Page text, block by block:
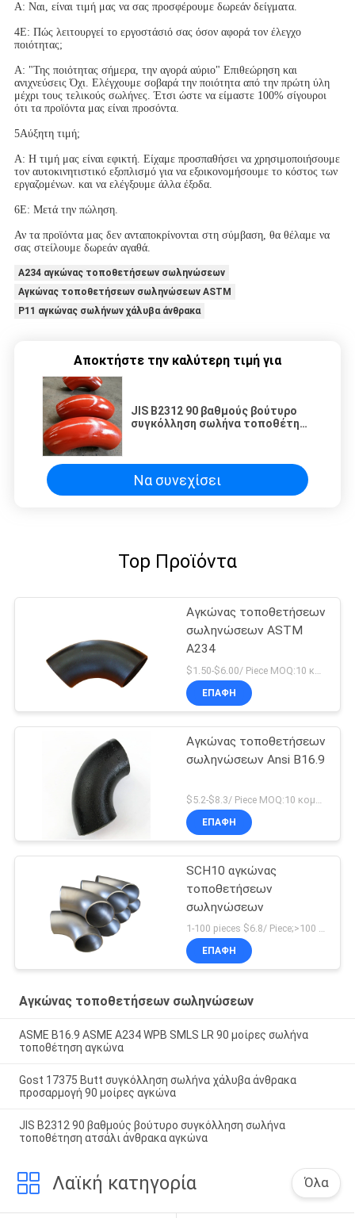
Α: Ναι, είναι τιμή μας να σας προσφέρουμε δωρεάν δείγματα.
4Ε: Πώς λειτουργεί το εργοστάσιό σας όσον αφορά τον έλεγχο
ποιότητας;
Α: "Της ποιότητας σήμερα, την αγορά αύριο" Επιθεώρηση και
ανιχνεύσεις Όχι. Ελέγχουμε σοβαρά την ποιότητα από την πρώτη ύλη
μέχρι τους τελικούς σωλήνες. Έτσι ώστε να είμαστε 100% σίγουροι
ότι τα προϊόντα μας είναι προσόντα.
5Αύξητη τιμή;
Α: Η τιμή μας είναι εφικτή. Είχαμε προσπαθήσει να χρησιμοποιήσουμε
τον αυτοκινητιστικό εξοπλισμό για να εξοικονομήσουμε το κόστος των
εργαζομένων. και να ελέγξουμε άλλα έξοδα.
6Ε: Μετά την πώληση.
Αν τα προϊόντα μας δεν ανταποκρίνονται στη σύμβαση, θα θέλαμε να
σας στείλουμε δωρεάν αγαθά.
A234 αγκώνας τοποθετήσεων σωληνώσεων
Αγκώνας τοποθετήσεων σωληνώσεων ASTM
P11 αγκώνας σωλήνων χάλυβα άνθρακα
Αποκτήστε την καλύτερη τιμή για
JIS B2312 90 βαθμούς βούτυρο
συγκόλληση σωλήνα τοποθέτηση
Να συνεχίσει
Top Προϊόντα
Αγκώνας τοποθετήσεων
σωληνώσεων ASTM
A234
ΕΠΑΦΉ
Αγκώνας τοποθετήσεων
σωληνώσεων Ansi B16.9
ΕΠΑΦΉ
SCH10 αγκώνας
τοποθετήσεων
σωληνώσεων
1-100 pieces $6.8/ Piece;>100 pieces $4.9/ Piece MOQ:1 κομμάτι
ΕΠΑΦΉ
Αγκώνας τοποθετήσεων σωληνώσεων
ASME B16.9 ASME A234 WPB SMLS LR 90 μοίρες σωλήνα
τοποθέτηση αγκώνα
Gost 17375 Butt συγκόλληση σωλήνα χάλυβα άνθρακα
προσαρμογή 90 μοίρες αγκώνα
JIS B2312 90 βαθμούς βούτυρο συγκόλληση σωλήνα
τοποθέτηση ατσάλι άνθρακα αγκώνα
Λαϊκή κατηγορία Όλα